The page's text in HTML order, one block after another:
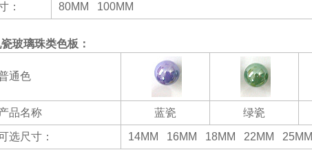
：
80MM 100MM
玻璃珠类色板：
通色
品名称 蓝瓷 绿瓷
选尺寸： 14MM 16MM 18MM 22MM 25MM